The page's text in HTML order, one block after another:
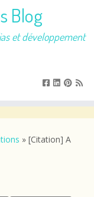
Blog
et développement
» [Citation] A